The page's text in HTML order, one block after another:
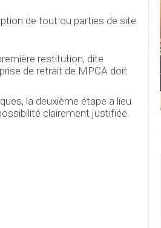
de tout ou parties de site
restitution, dite
de retrait de MPCA doit
la deuxième étape a lieu
clairement justifiée.